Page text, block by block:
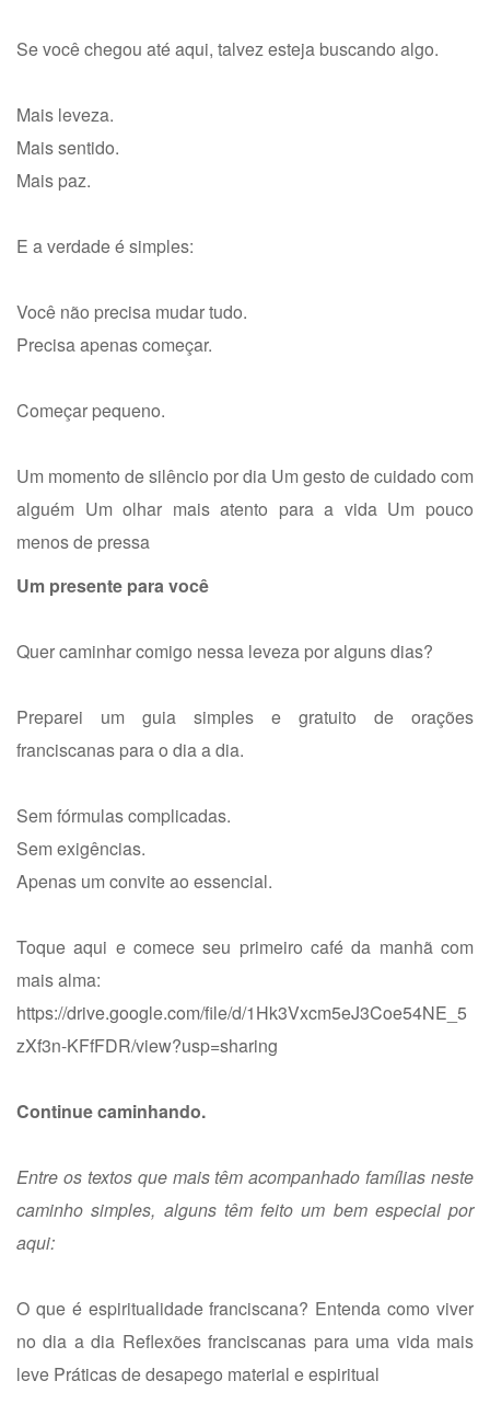
Se você chegou até aqui, talvez esteja buscando algo.
Mais leveza.
Mais sentido.
Mais paz.
E a verdade é simples:
Você não precisa mudar tudo.
Precisa apenas começar.
Começar pequeno.
Um momento de silêncio por dia Um gesto de cuidado com
alguém Um olhar mais atento para a vida Um pouco
menos de pressa
Um presente para você
Quer caminhar comigo nessa leveza por alguns dias?
Preparei um guia simples e gratuito de orações
franciscanas para o dia a dia.
Sem fórmulas complicadas.
Sem exigências.
Apenas um convite ao essencial.
Toque aqui e comece seu primeiro café da manhã com
mais alma:
https://drive.google.com/file/d/1Hk3Vxcm5eJ3Coe54NE_5
zXf3n-KFfFDR/view?usp=sharing
Continue caminhando.
Entre os textos que mais têm acompanhado famílias neste
caminho simples, alguns têm feito um bem especial por
aqui:
O que é espiritualidade franciscana? Entenda como viver
no dia a dia Reflexões franciscanas para uma vida mais
leve Práticas de desapego material e espiritual